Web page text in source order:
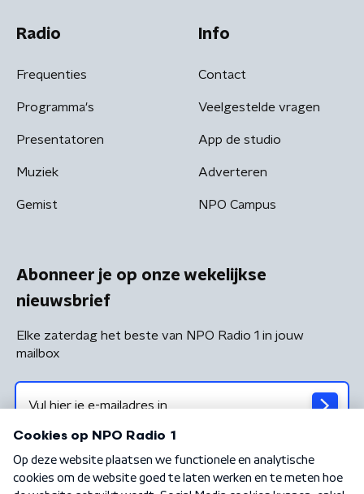
Radio
Frequenties
Programma's
Presentatoren
Muziek
Gemist
Info
Contact
Veelgestelde vragen
App de studio
Adverteren
NPO Campus
Abonneer je op onze wekelijkse
nieuwsbrief
Elke zaterdag het beste van NPO Radio 1 in jouw
mailbox